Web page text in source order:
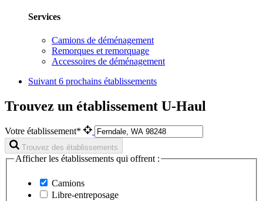
Services
Camions de déménagement
Remorques et remorquage
Accessoires de déménagement
Suivant 6 prochains établissements
Trouvez un établissement U-Haul
Votre établissement*
Trouvez des établissements
Afficher les établissements qui offrent :
Camions
Libre-entreposage